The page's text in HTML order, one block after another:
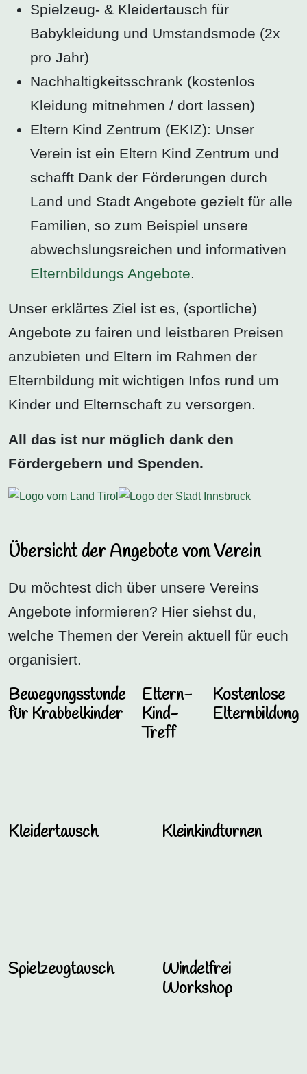
Spielzeug- & Kleidertausch für
Babykleidung und Umstandsmode (2x
pro Jahr)
Nachhaltigkeitsschrank (kostenlos
Kleidung mitnehmen / dort lassen)
Eltern Kind Zentrum (EKIZ): Unser
Verein ist ein Eltern Kind Zentrum und
schafft Dank der Förderungen durch
Land und Stadt Angebote gezielt für alle
Familien, so zum Beispiel unsere
abwechslungsreichen und informativen
Elternbildungs Angebote.
Unser erklärtes Ziel ist es, (sportliche)
Angebote zu fairen und leistbaren Preisen
anzubieten und Eltern im Rahmen der
Elternbildung mit wichtigen Infos rund um
Kinder und Elternschaft zu versorgen.
All das ist nur möglich dank den
Fördergebern und Spenden.
Übersicht der Angebote vom Verein
Du möchtest dich über unsere Vereins
Angebote informieren? Hier siehst du,
welche Themen der Verein aktuell für euch
organisiert.
Bewegungsstunde
für Krabbelkinder
Eltern-
Kind-
Treff
Kostenlose
Elternbildung
Kleidertausch Kleinkindturnen
Spielzeugtausch
Windelfrei
Workshop